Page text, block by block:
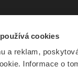
cookies
a reklam,
Informace o